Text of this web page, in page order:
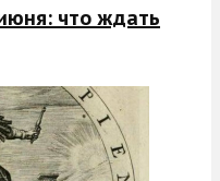
что ждать